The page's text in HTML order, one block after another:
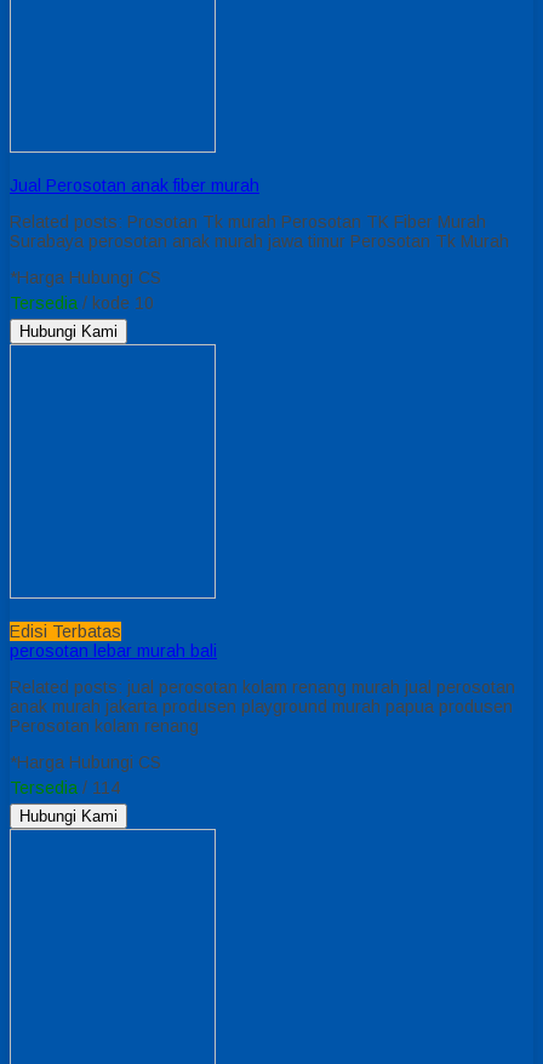
Jual Perosotan anak fiber murah
Related posts: Prosotan Tk murah Perosotan TK Fiber Murah
Surabaya perosotan anak murah jawa timur Perosotan Tk Murah
*Harga Hubungi CS
Tersedia / kode 10
Hubungi Kami
Edisi Terbatas
perosotan lebar murah bali
Related posts: jual perosotan kolam renang murah jual perosotan
anak murah jakarta produsen playground murah papua produsen
Perosotan kolam renang
*Harga Hubungi CS
Tersedia / 114
Hubungi Kami